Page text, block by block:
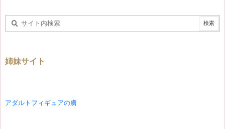
姉妹サイト
アダルトフィギュアの虜